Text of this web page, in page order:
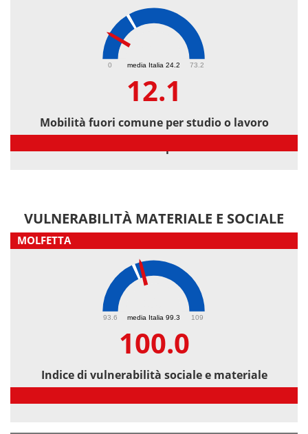
media Italia 24.2
0 73.2
12.1
Mobilità fuori comune per studio o lavoro
VULNERABILITÀ MATERIALE E SOCIALE
MOLFETTA
media Italia 99.3
93.6 109
100.0
Indice di vulnerabilità sociale e materiale